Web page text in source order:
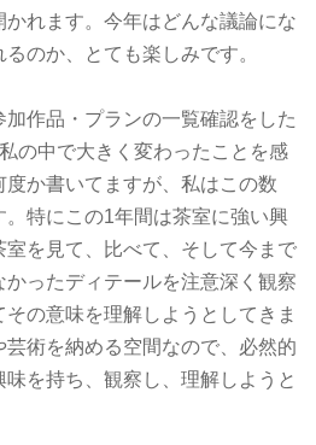
かれます。今年はどんな議論にな
のか、とても楽しみです。
作品・プランの一覧確認をした
の中で大きく変わったことを感
度か書いてますが、私はこの数
。特にこの1年間は茶室に強い興
を見て、比べて、 そして今まで
ったディテールを注意深く 観察
その意味を理解しようとしてきま
術を納める空間なので、 必然的
を持ち、観察し、 理解しようと